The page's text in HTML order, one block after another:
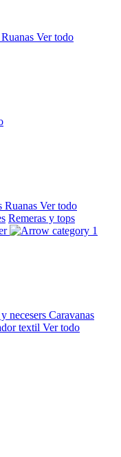
Ruanas Ver todo
Ruanas Ver todo
Remeras y tops
necesers Caravanas
textil Ver todo